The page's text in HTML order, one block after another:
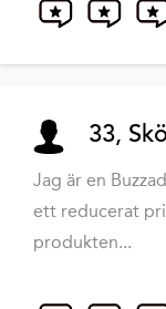
33,
Jag är en
ett reducerat
produkten...